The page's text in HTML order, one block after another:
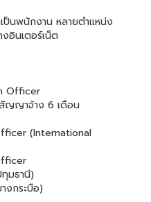
ป็นพนักงาน หลายตำแหน่ง
อินเตอร์เน็ต
Officer
ญญาจ้าง 6 เดือน
(International
มธานี)
งกระบือ)